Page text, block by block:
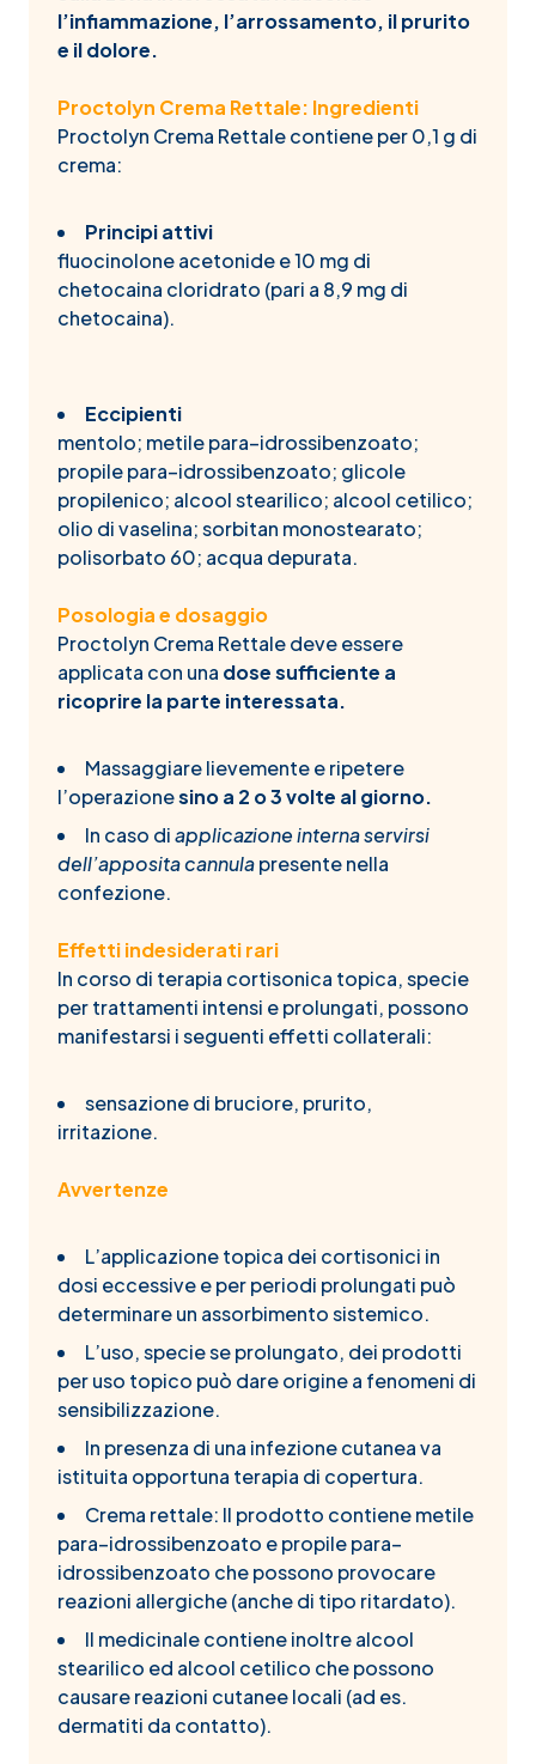
l’infiammazione, l’arrossamento, il prurito
e il dolore.
Proctolyn Crema Rettale: Ingredienti
Proctolyn Crema Rettale contiene per 0,1 g di
crema:
Principi attivi
fluocinolone acetonide e 10 mg di
chetocaina cloridrato (pari a 8,9 mg di
chetocaina).
Eccipienti
mentolo; metile para–idrossibenzoato;
propile para–idrossibenzoato; glicole
propilenico; alcool stearilico; alcool cetilico;
olio di vaselina; sorbitan monostearato;
polisorbato 60; acqua depurata.
Posologia e dosaggio
Proctolyn Crema Rettale deve essere
applicata con una dose sufficiente a
ricoprire la parte interessata.
Massaggiare lievemente e ripetere
l’operazionesino a 2 o 3 volte al giorno.
In caso diapplicazione interna servirsi
dell’apposita cannulapresente nella
confezione.
Effetti indesiderati rari
In corso di terapia cortisonica topica, specie
per trattamenti intensi e prolungati, possono
manifestarsi i seguenti effetti collaterali:
sensazione di bruciore, prurito,
irritazione.
Avvertenze
L’applicazione topica dei cortisonici in
dosi eccessive e per periodi prolungati può
determinare un assorbimento sistemico.
L’uso, specie se prolungato, dei prodotti
per uso topico può dare origine a fenomeni di
sensibilizzazione.
In presenza di una infezione cutanea va
istituita opportuna terapia di copertura.
Crema rettale: Il prodotto contiene metile
para–idrossibenzoato e propile para–
idrossibenzoato che possono provocare
reazioni allergiche (anche di tipo ritardato).
Il medicinale contiene inoltre alcool
stearilico ed alcool cetilico che possono
causare reazioni cutanee locali (ad es.
dermatiti da contatto).